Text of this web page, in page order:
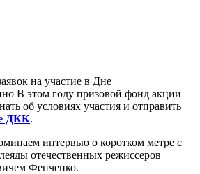
на участие в Дне
В этом году призовой фонд акции
об условиях участия и отправить
ДКК.
интервью о коротком метре с
отечественных режиссеров
Фенченко.